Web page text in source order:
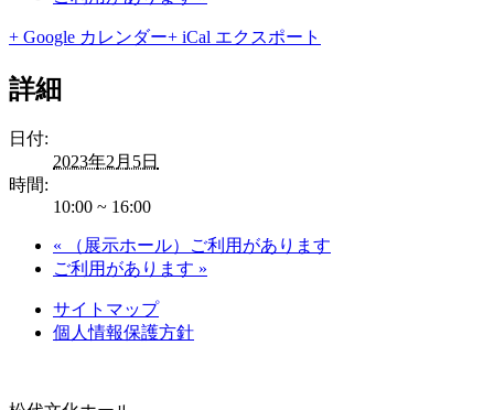
+ Google カレンダー+ iCal エクスポート
詳細
日付:
2023年2月5日
時間:
10:00 ~ 16:00
« （展示ホール）ご利用があります
ご利用があります »
サイトマップ
個人情報保護方針